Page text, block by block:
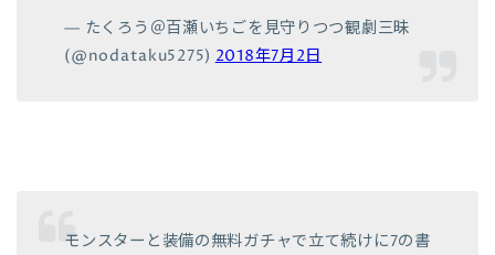
— たくろう＠百瀬いちごを見守りつつ観劇三昧
(@nodataku5275) 2018年7月2日
モンスターと装備の無料ガチャで立て続けに7の書